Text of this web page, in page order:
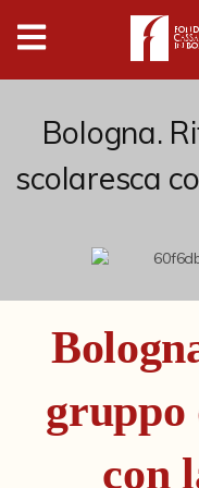
Digital
Humanities
Donazioni
Pubblicazioni
Collezioni
Cataloghi storici
Dipinti
Bologna.
scolaresca
gruppo
con